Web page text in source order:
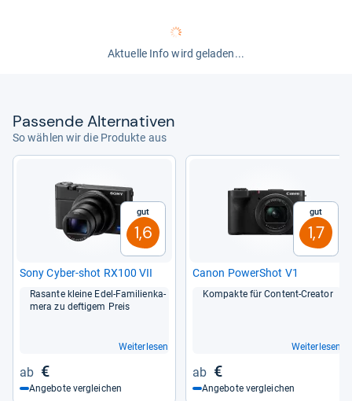
Aktuelle Info wird geladen...
Pas­sende Alter­na­ti­ven
So wählen wir die Produkte aus
Gut
1,6
Sony Cyber-​shot RX100 VII
Rasante kleine Edel-​Fami­li­en­ka­
mera zu def­ti­gem Preis
Weiterlesen
€
Angebote vergleichen
Gut
1,7
Canon PowerS­hot V1
Kom­pakte für Con­tent-​Crea­tor
Weiterlesen
€
Angebote vergleichen